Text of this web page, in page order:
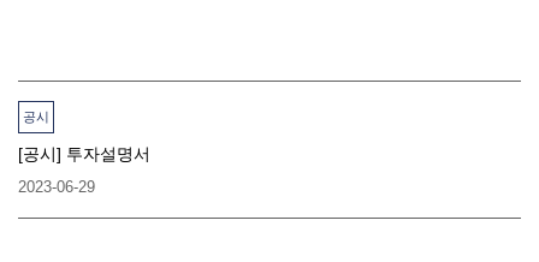
공시
[공시] 투자설명서
2023-06-29